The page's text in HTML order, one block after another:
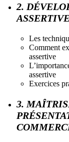
2.
Les
Comment
assertive
assertive
Exercices
3.